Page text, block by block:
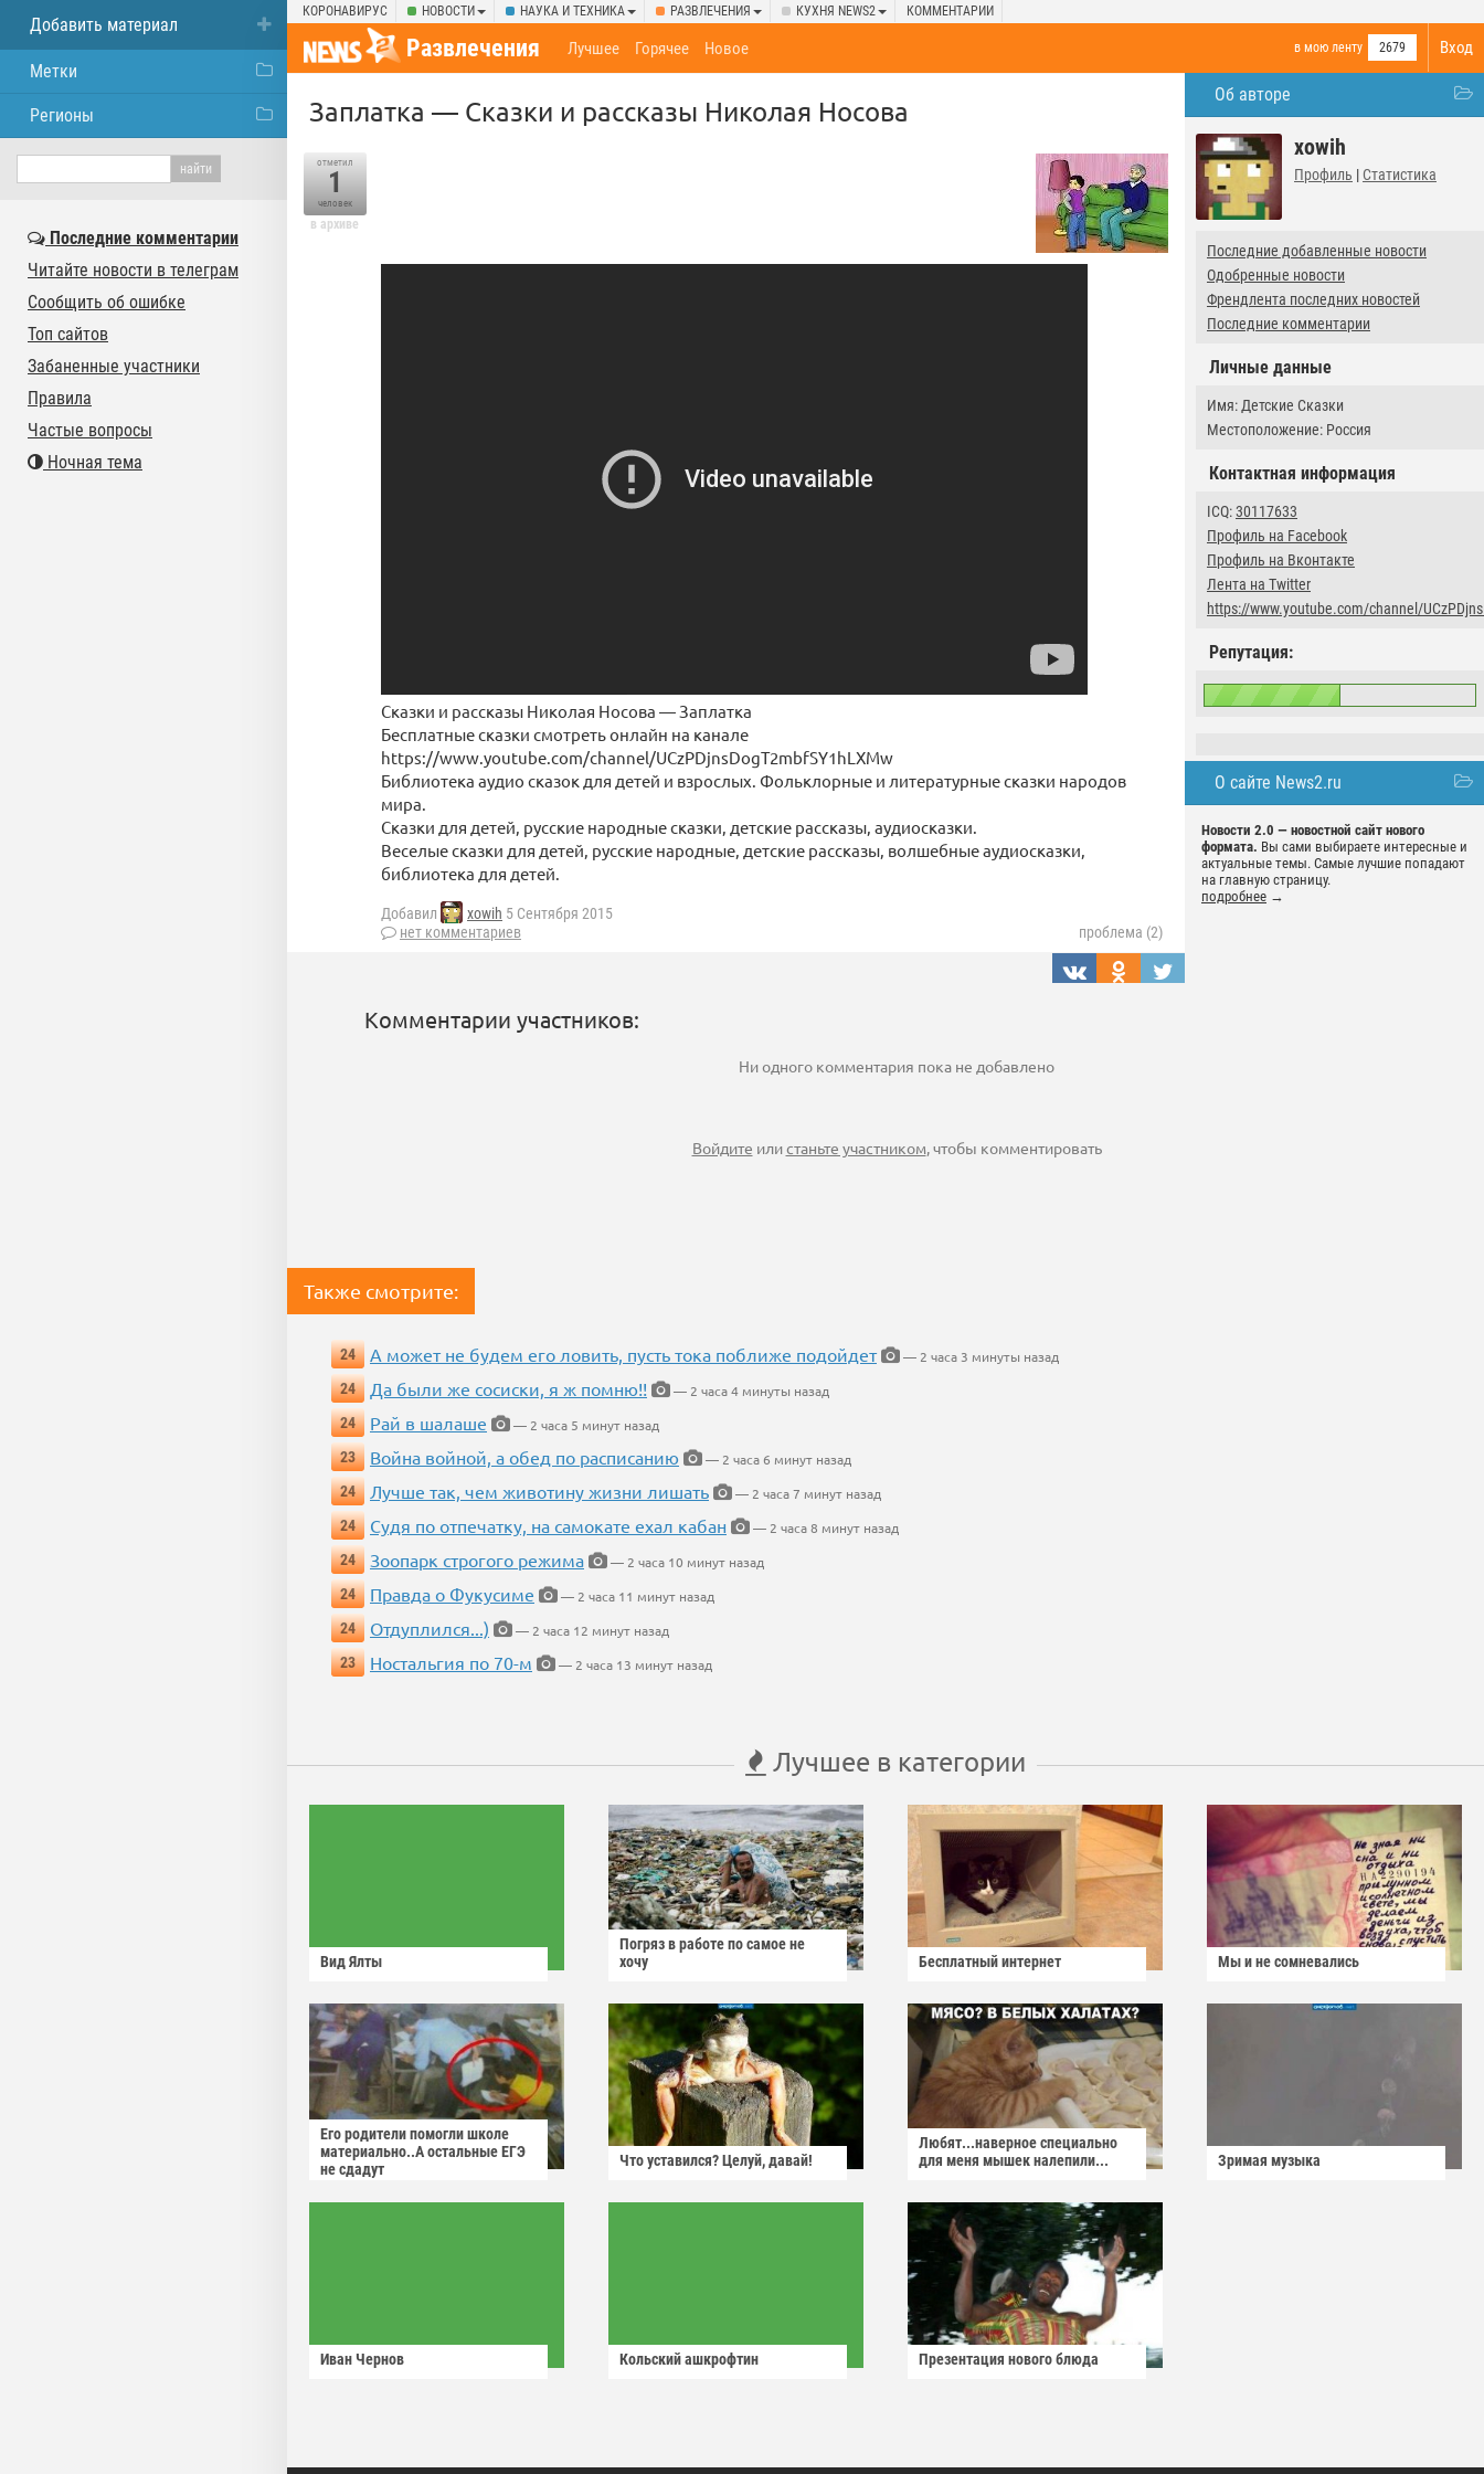
КОРОНАВИРУС НОВОСТИ НАУКА И ТЕХНИКА РАЗВЛЕЧЕНИЯ КУХНЯ NEWS2 КОММЕНТАРИИ
Вход
Развлечения в мою ленту 2679
Лучшее Горячее Новое
Об авторе
xowih
Профиль | Статистика
Последние добавленные новости
Одобренные новости
Френдлента последних новостей
Последние комментарии
Личные данные
Имя: Детские Сказки
Местоположение: Россия
Контактная информация
ICQ:30117633
Профиль на Facebook
Профиль на Вконтакте
Лента на Twitter
https://www.youtube.com/channel/
Репутация:
О сайте News2.ru
Новости 2.0 — новостной сайт нового
формата. Вы сами выбираете интересные и
актуальные темы. Самые лучшие попадают
на главную страницу.
подробнее →
Заплатка — Сказки и рассказы Николая Носова
отметил
1
человек
в архиве
Сказки и рассказы Николая Носова — Заплатка
Бесплатные сказки смотреть онлайн на канале
https://www.youtube.com/channel/UCzPDjnsDogT2mbfSY1hLXMw
Библиотека аудио сказок для детей и взрослых. Фольклорные и литературные сказки народов
мира.
Сказки для детей, русские народные сказки, детские рассказы, аудиосказки.
Веселые сказки для детей, русские народные, детские рассказы, волшебные аудиосказки,
библиотека для детей.
Добавил xowih 5 Сентября 2015
нет комментариев
проблема (2)
Комментарии участников:
Ни одного комментария пока не добавлено
Войдите илистаньте участником, чтобы комментировать
Также смотрите:
24 А может не будем его ловить, пусть тока поближе подойдет
— 2 часа 3 минуты назад
24
Да были же сосиски, я ж помню!!
— 2 часа 4 минуты назад
24
Рай в шалаше
— 2 часа 5 минут назад
23
Война войной, а обед по расписанию
— 2 часа 6 минут назад
24
Лучше так, чем животину жизни лишать
— 2 часа 7 минут назад
24
Судя по отпечатку, на самокате ехал кабан
— 2 часа 8 минут назад
24
Зоопарк строгого режима
— 2 часа 10 минут назад
24
Правда о Фукусиме
— 2 часа 11 минут назад
24
Отдуплился...)
— 2 часа 12 минут назад
23
Ностальгия по 70-м — 2 часа 13 минут назад
Лучшее в категории
Вид Ялты
Погряз в работе по самое не
хочу
Бесплатный интернет Мы и не сомневались
Его родители помогли школе
материально..А остальные ЕГЭ
не сдадут
Что уставился? Целуй, давай!
Любят...наверное специально
для меня мышек налепили...
Зримая музыка
Иван Чернов Кольский ашкрофтин Презентация нового блюда
Добавить материал
Метки
Регионы
Последние комментарии
Читайте новости в телеграм
Сообщить об ошибке
Топ сайтов
Забаненные участники
Правила
Частые вопросы
Ночная тема